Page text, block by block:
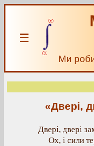
☰
Ми
«Двері,
Двері, двері
Ох, і сили